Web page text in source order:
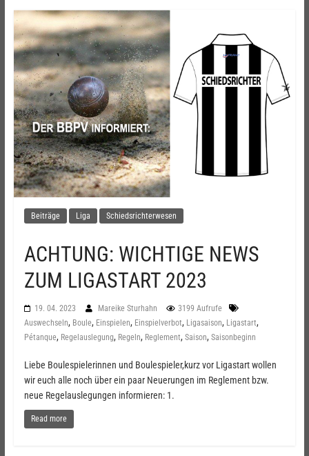
Beiträge Liga Schiedsrichterwesen
ACHTUNG: WICHTIGE NEWS
ZUM LIGASTART 2023
19. 04. 2023 Mareike Sturhahn
3199 Aufrufe
Auswechseln, Boule, Einspielen, Einspielverbot, Ligasaison, Ligastart,
Pétanque, Regelauslegung, Regeln, Reglement, Saison, Saisonbeginn
Liebe Boulespielerinnen und Boulespieler,kurz vor Ligastart wollen
wir euch alle noch über ein paar Neuerungen im Reglement bzw.
neue Regelauslegungen informieren: 1.
Read more